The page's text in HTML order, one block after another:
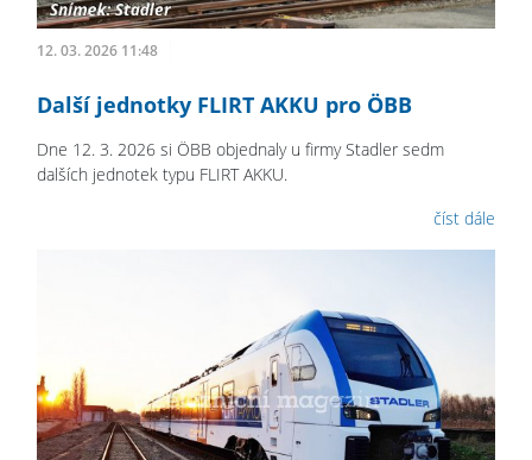
12. 03. 2026 11:48
Další jednotky FLIRT AKKU pro ÖBB
Dne 12. 3. 2026 si ÖBB objednaly u firmy Stadler sedm
dalších jednotek typu FLIRT AKKU.
číst dále